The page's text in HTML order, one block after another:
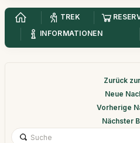
TREK
INFORMATIONEN
Zurück
Neue
Vorherige
Nächster